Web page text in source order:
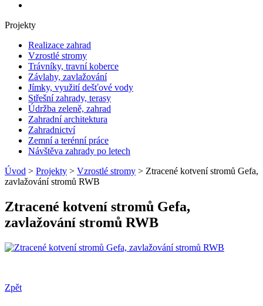
Projekty
Realizace zahrad
Vzrostlé stromy
Trávníky, travní koberce
Závlahy, zavlažování
Jímky, využití dešťové vody
Střešní zahrady, terasy
Údržba zeleně, zahrad
Zahradní architektura
Zahradnictví
Zemní a terénní práce
Návštěva zahrady po letech
Úvod > Projekty > Vzrostlé stromy > Ztracené kotvení stromů Gefa,
zavlažování stromů RWB
Ztracené kotvení stromů Gefa,
zavlažování stromů RWB
Zpět